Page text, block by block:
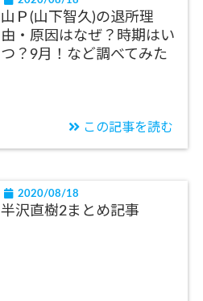
山Ｐ(山下智久)の退所理
由・原因はなぜ？時期はい
つ？9月！など調べてみた
この記事を読む
2020/08/18
半沢直樹2まとめ記事